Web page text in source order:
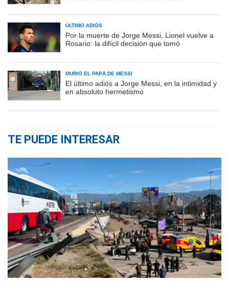
ÚLTIMO ADIÓS
Por la muerte de Jorge Messi, Lionel vuelve a
Rosario: la difícil decisión que tomó
MURIÓ EL PAPÁ DE MESSI
El último adiós a Jorge Messi, en la intimidad y
en absoluto hermetismo
TE PUEDE INTERESAR